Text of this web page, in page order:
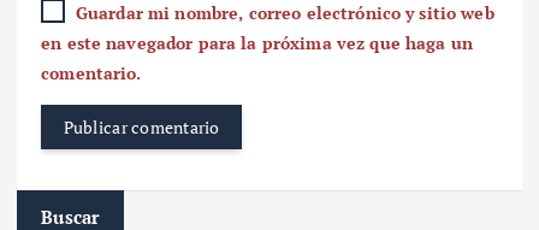
Guardar mi nombre, correo electrónico y sitio web
en este navegador para la próxima vez que haga un
comentario.
Buscar